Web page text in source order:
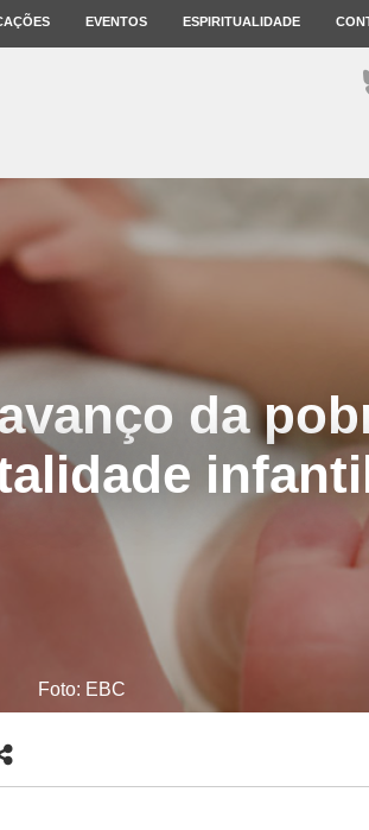
EVENTOS ESPIRITUALIDADE
da
Foto: EBC